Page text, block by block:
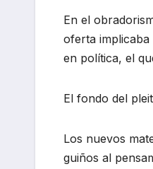
En el
oferta
en política, el
El fondo del
Los nuevos
guiños al